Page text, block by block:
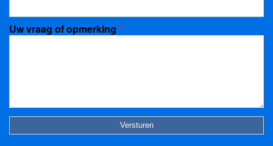
Uw vraag of opmerking *